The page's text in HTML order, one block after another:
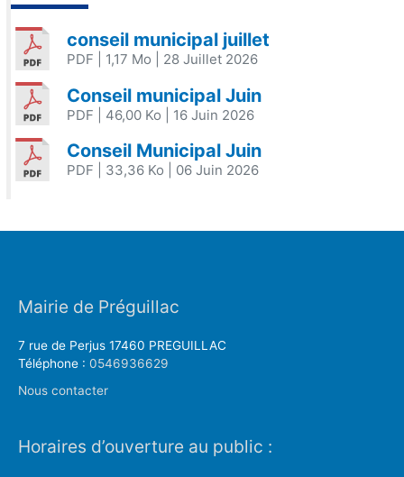
conseil municipal juillet
PDF | 1,17 Mo | 28 Juillet 2026
Conseil municipal Juin
PDF | 46,00 Ko | 16 Juin 2026
Conseil Municipal Juin
PDF | 33,36 Ko | 06 Juin 2026
Mairie de Préguillac
7 rue de Perjus 17460 PREGUILLAC
Téléphone : 0546936629
Nous contacter
Horaires d’ouverture au public :